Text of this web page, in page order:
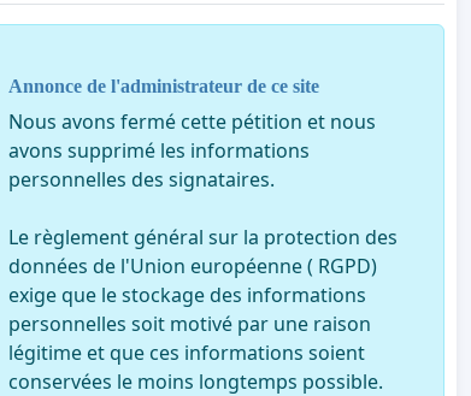
Annonce de l'administrateur de ce site
Nous avons fermé cette pétition et nous
avons supprimé les informations
personnelles des signataires.
Le règlement général sur la protection des
données de l'Union européenne ( RGPD)
exige que le stockage des informations
personnelles soit motivé par une raison
légitime et que ces informations soient
conservées le moins longtemps possible.